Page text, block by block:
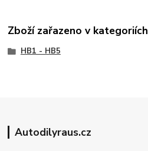
Zboží zařazeno v kategoriích
HB1 - HB5
Autodilyraus.cz